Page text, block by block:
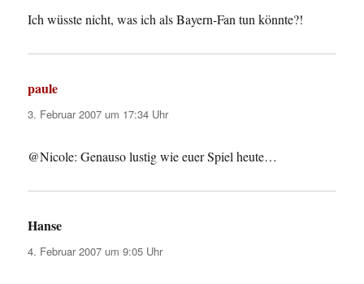
Ich wüsste nicht, was ich als Bayern-Fan tun könnte?!
paule
3. Februar 2007 um 17:34 Uhr
@Nicole: Genauso lustig wie euer Spiel heute…
Hanse
4. Februar 2007 um 9:05 Uhr